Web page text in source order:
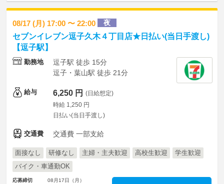
08/17 (月) 17:00 〜 22:00 夜
セブンイレブン逗子久木４丁目店★日払い(当日手渡し)
【逗子駅】
勤務地
逗子駅 徒歩 15分
逗子・葉山駅 徒歩 21分
給与 6,250 円 (日給想定)
時給 1,250 円
日払い(当日手渡し)
交通費 交通費 一部支給
面接なし 研修なし 主婦・主夫歓迎 高校生歓迎
学生歓迎
バイク・車通勤OK
応募締切
08月17日（月）